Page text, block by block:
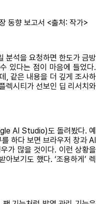
동향 보고서 <출처: 작가>
분석을 요청하면 한도가 금방
있다는 점이 마음에 들었다.
, 같은 내용을 더 깊게 조사하
렉시티가 선보인 딥 리서치와
AI Studio)도 돌려봤다. 예
하다 보면 브라우저 창과 AI
가 많을 것이다. 이런 상황을
보기도 했다. ‘조용하게’ 렉